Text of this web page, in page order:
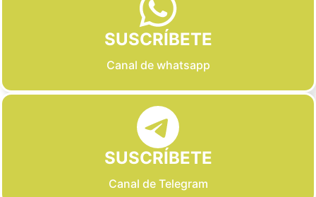
SUSCRÍBETE
Canal de whatsapp
SUSCRÍBETE
Canal de Telegram